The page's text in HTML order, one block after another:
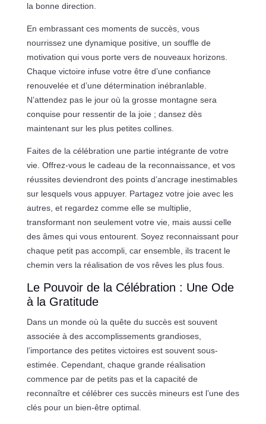
la bonne direction.
En embrassant ces moments de succès, vous
nourrissez une dynamique positive, un souffle de
motivation qui vous porte vers de nouveaux horizons.
Chaque victoire infuse votre être d’une confiance
renouvelée et d’une détermination inébranlable.
N’attendez pas le jour où la grosse montagne sera
conquise pour ressentir de la joie ; dansez dès
maintenant sur les plus petites collines.
Faites de la célébration une partie intégrante de votre
vie. Offrez-vous le cadeau de la reconnaissance, et vos
réussites deviendront des points d’ancrage inestimables
sur lesquels vous appuyer. Partagez votre joie avec les
autres, et regardez comme elle se multiplie,
transformant non seulement votre vie, mais aussi celle
des âmes qui vous entourent. Soyez reconnaissant pour
chaque petit pas accompli, car ensemble, ils tracent le
chemin vers la réalisation de vos rêves les plus fous.
Le Pouvoir de la Célébration : Une Ode
à la Gratitude
Dans un monde où la quête du succès est souvent
associée à des accomplissements grandioses,
l’importance des petites victoires est souvent sous-
estimée. Cependant, chaque grande réalisation
commence par de petits pas et la capacité de
reconnaître et célébrer ces succès mineurs est l’une des
clés pour un bien-être optimal.